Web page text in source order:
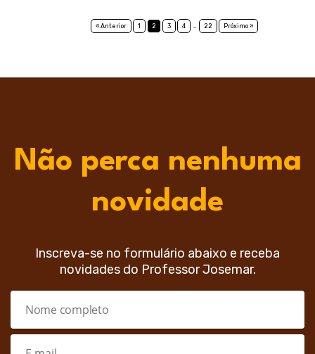
« Anterior 1 2 3 4 … 22 Próximo »
Não perca nenhuma
novidade
Inscreva-se no formulário abaixo e receba
novidades do Professor Josemar.